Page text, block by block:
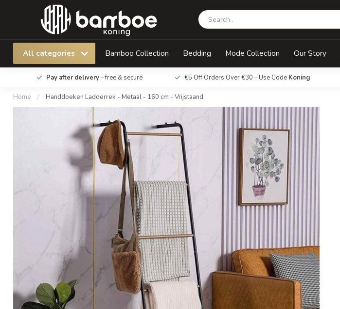
All categories Bamboo Collection Bedding Mode Collection Our Story
Pay after delivery– free & secure €5 Off Orders Over €30 – Use Code Koning
Home / Handdoeken Ladderrek - Metaal - 160 cm - Vrijstaand
Handdoeken Ladderrek - Metaal - 160 cm - Vrijstaand